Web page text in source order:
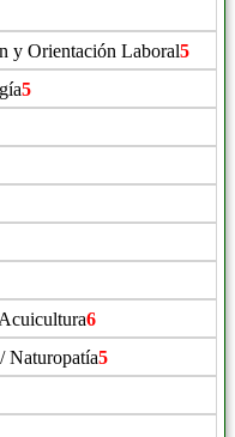
y Orientación Laboral5
5
6
Naturopatía5